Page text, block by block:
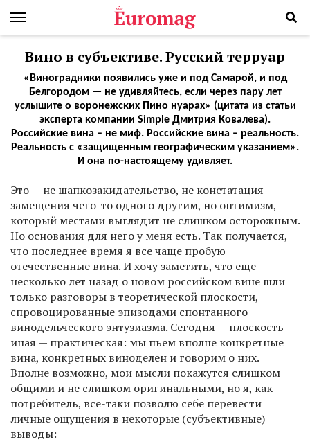
Вино в субъективе. Русский терруар
«Виноградники появились уже и под Самарой, и под
Белгородом — не удивляйтесь, если через пару лет
услышите о воронежских Пино нуарах» (цитата из статьи
эксперта компании Simple Дмитрия Ковалева).
Российские вина – не миф. Российские вина – реальность.
Реальность с «защищенным географическим указанием».
И она по-настоящему удивляет.
Это — не шапкозакидательство, не констатация
замещения чего-то одного другим, но оптимизм,
который местами выглядит не слишком осторожным.
Но основания для него у меня есть. Так получается,
что последнее время я все чаще пробую
отечественные вина. И хочу заметить, что еще
несколько лет назад о новом российском вине шли
только разговоры в теоретической плоскости,
спровоцированные эпизодами спонтанного
винодельческого энтузиазма. Сегодня — плоскость
иная — практическая: мы пьем вполне конкретные
вина, конкретных виноделен и говорим о них.
Вполне возможно, мои мысли покажутся слишком
общими и не слишком оригинальными, но я, как
потребитель, все-таки позволю себе перевести
личные ощущения в некоторые (субъективные)
выводы: